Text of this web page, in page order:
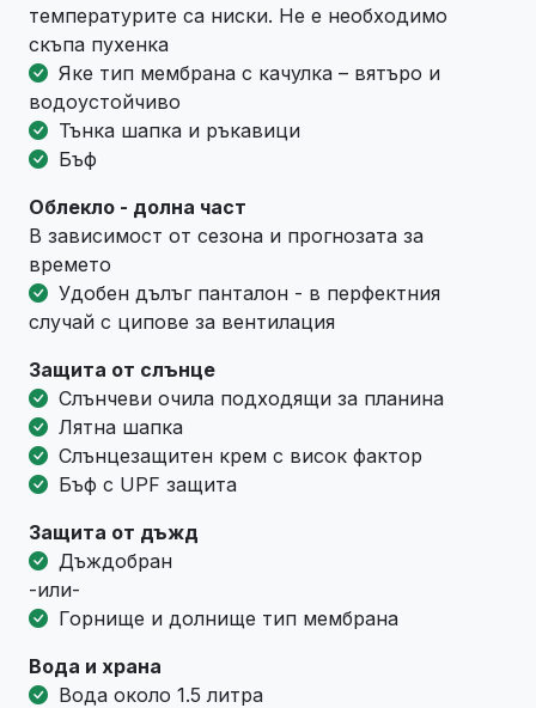
температурите са ниски. Не е необходимо
скъпа пухенка
Яке тип мембрана с качулка – вятъро и
водоустойчиво
Тънка шапка и ръкавици
Бъф
Облекло - долна част
В зависимост от сезона и прогнозата за
времето
Удобен дълъг панталон - в перфектния
случай с ципове за вентилация
Защита от слънце
Слънчеви очила подходящи за планина
Лятна шапка
Слънцезащитен крем с висок фактор
Бъф с UPF защита
Защита от дъжд
Дъждобран
-или-
Горнище и долнище тип мембрана
Вода и храна
Вода около 1.5 литра